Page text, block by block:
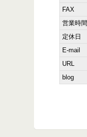
FAX
営業時間
定休日
E-mail
URL
blog